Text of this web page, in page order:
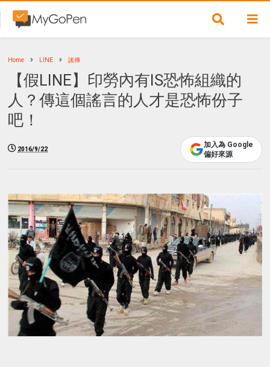
Home LINE 謠傳
【假LINE】印勞內有IS恐怖組織的
人？傳這個謠言的人才是恐怖份子
吧！
2016/9/22
加入為 Google
偏好來源